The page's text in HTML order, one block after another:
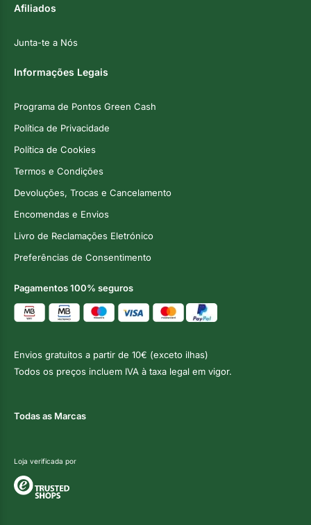
Afiliados
Junta-te a Nós
Informações Legais
Programa de Pontos Green Cash
Política de Privacidade
Política de Cookies
Termos e Condições
Devoluções, Trocas e Cancelamento
Encomendas e Envios
Livro de Reclamações Eletrónico
Preferências de Consentimento
Pagamentos 100% seguros
Envios gratuitos a partir de 10€ (exceto ilhas)
Todos os preços incluem IVA à taxa legal em vigor.
Todas as Marcas
Loja verificada por